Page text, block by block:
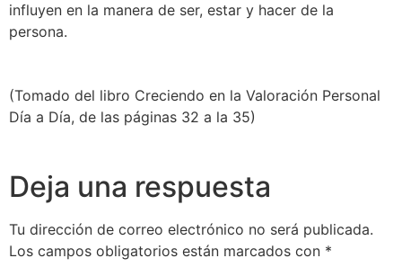
influyen en la manera de ser, estar y hacer de la
persona.
(Tomado del libro Creciendo en la Valoración Personal
Día a Día, de las páginas 32 a la 35)
Deja una respuesta
Tu dirección de correo electrónico no será publicada.
Los campos obligatorios están marcados con *